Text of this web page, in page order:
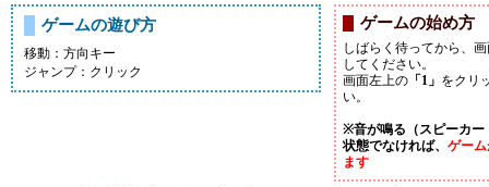
ゲームの遊び方
移動：方向キー
ジャンプ：クリック
ゲームの始め方
しばらく待ってから、
してください。
画面左上の 「1」 をクリ
い。
※音が鳴る（スピーカー
状態でなければ、 ゲー
ます